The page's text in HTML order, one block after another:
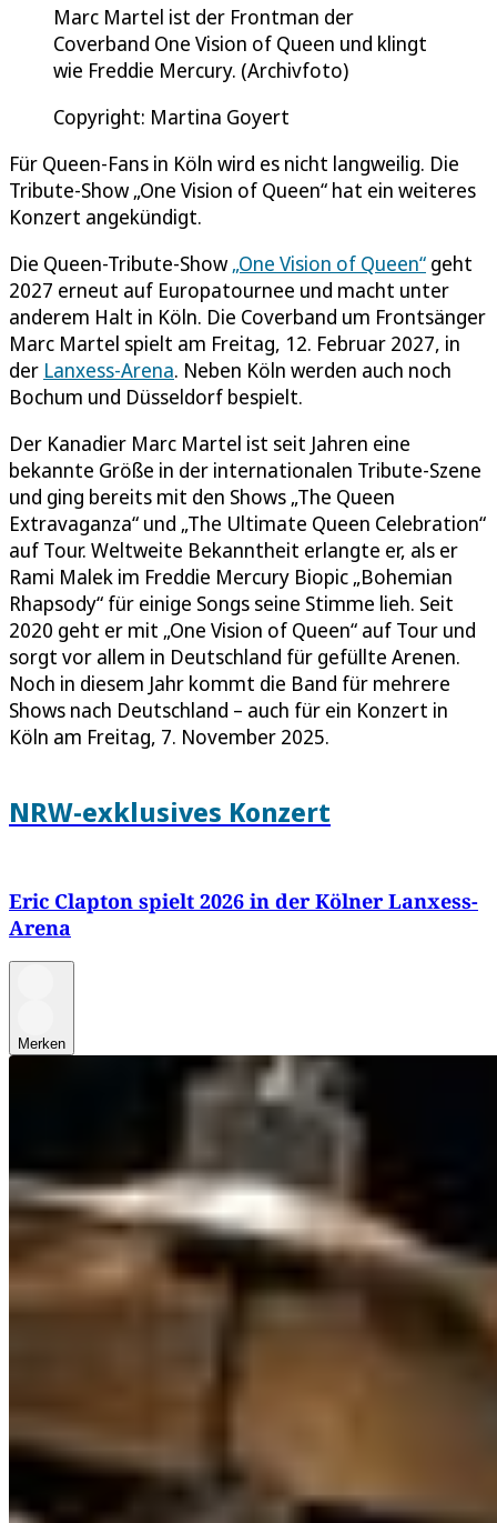
Marc Martel ist der Frontman der
Coverband One Vision of Queen und klingt
wie Freddie Mercury. (Archivfoto)
Copyright: Martina Goyert
Für Queen-Fans in Köln wird es nicht langweilig. Die
Tribute-Show „One Vision of Queen“ hat ein weiteres
Konzert angekündigt.
Die Queen-Tribute-Show „One Vision of Queen“ geht
2027 erneut auf Europatournee und macht unter
anderem Halt in Köln. Die Coverband um Frontsänger
Marc Martel spielt am Freitag, 12. Februar 2027, in
der Lanxess-Arena. Neben Köln werden auch noch
Bochum und Düsseldorf bespielt.
Der Kanadier Marc Martel ist seit Jahren eine
bekannte Größe in der internationalen Tribute-Szene
und ging bereits mit den Shows „The Queen
Extravaganza“ und „The Ultimate Queen Celebration“
auf Tour. Weltweite Bekanntheit erlangte er, als er
Rami Malek im Freddie Mercury Biopic „Bohemian
Rhapsody“ für einige Songs seine Stimme lieh. Seit
2020 geht er mit „One Vision of Queen“ auf Tour und
sorgt vor allem in Deutschland für gefüllte Arenen.
Noch in diesem Jahr kommt die Band für mehrere
Shows nach Deutschland – auch für ein Konzert in
Köln am Freitag, 7. November 2025.
NRW-exklusives Konzert
Eric Clapton spielt 2026 in der Kölner Lanxess-
Arena
Merken